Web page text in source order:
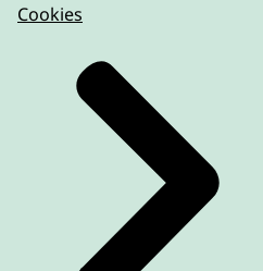
Cookies